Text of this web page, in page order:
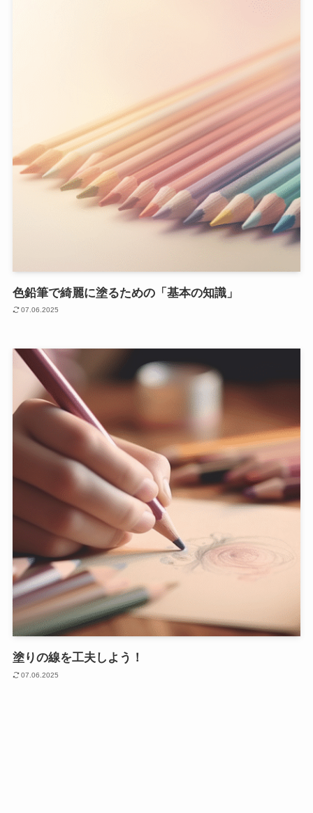
色鉛筆で綺麗に塗るための「基本の知識」
07.06.2025
塗りの線を工夫しよう！
07.06.2025